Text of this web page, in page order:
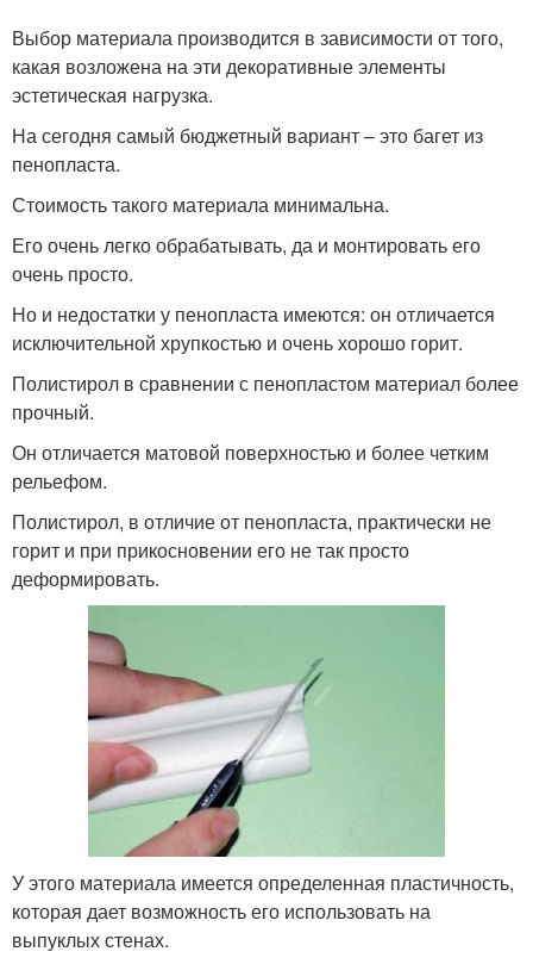
Выбор материала производится в зависимости от того,
какая возложена на эти декоративные элементы
эстетическая нагрузка.
На сегодня самый бюджетный вариант – это багет из
пенопласта.
Стоимость такого материала минимальна.
Его очень легко обрабатывать, да и монтировать его
очень просто.
Но и недостатки у пенопласта имеются: он отличается
исключительной хрупкостью и очень хорошо горит.
Полистирол в сравнении с пенопластом материал более
прочный.
Он отличается матовой поверхностью и более четким
рельефом.
Полистирол, в отличие от пенопласта, практически не
горит и при прикосновении его не так просто
деформировать.
У этого материала имеется определенная пластичность,
которая дает возможность его использовать на
выпуклых стенах.